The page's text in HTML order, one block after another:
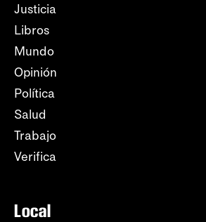
Justicia
Libros
Mundo
Opinión
Política
Salud
Trabajo
Verifica
Local